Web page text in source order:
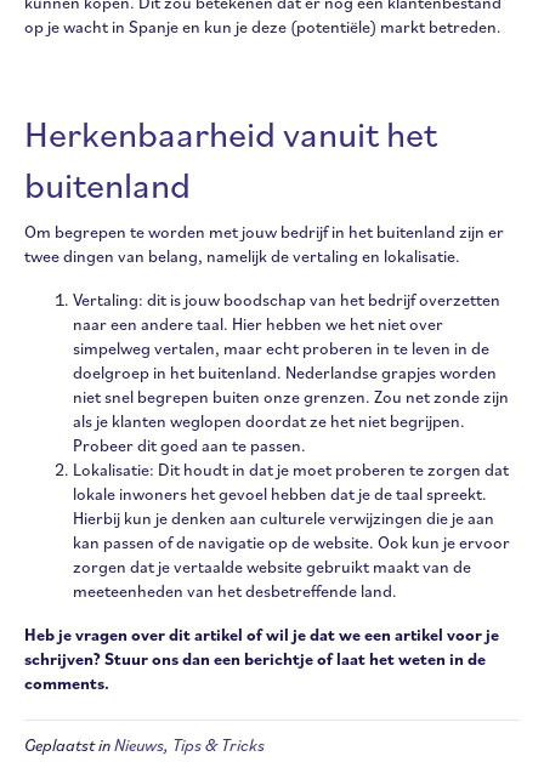
op je wacht in Spanje en kun je deze (potentiële) markt betreden.
Herkenbaarheid vanuit het
buitenland
Om begrepen te worden met jouw bedrijf in het buitenland zijn er
twee dingen van belang, namelijk de vertaling en lokalisatie.
Vertaling: dit is jouw boodschap van het bedrijf overzetten
naar een andere taal. Hier hebben we het niet over
simpelweg vertalen, maar echt proberen in te leven in de
doelgroep in het buitenland. Nederlandse grapjes worden
niet snel begrepen buiten onze grenzen. Zou net zonde zijn
als je klanten weglopen doordat ze het niet begrijpen.
Probeer dit goed aan te passen.
Lokalisatie: Dit houdt in dat je moet proberen te zorgen dat
lokale inwoners het gevoel hebben dat je de taal spreekt.
Hierbij kun je denken aan culturele verwijzingen die je aan
kan passen of de navigatie op de website. Ook kun je ervoor
zorgen dat je vertaalde website gebruikt maakt van de
meeteenheden van het desbetreffende land.
Heb je vragen over dit artikel of wil je dat we een artikel voor je
schrijven? Stuur ons dan een berichtje of laat het weten in de
comments.
Geplaatst inNieuws, Tips & Tricks